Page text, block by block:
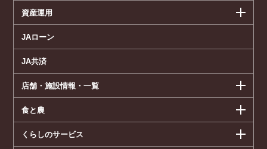
資産運用
JAローン
JA共済
店舗・施設情報・一覧
食と農
くらしのサービス